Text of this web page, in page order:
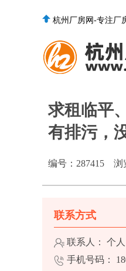
杭州厂房网-专注厂
求租临平
有排污，
编号： 287415 浏
联系方式
联系人： 个人
手机号码：